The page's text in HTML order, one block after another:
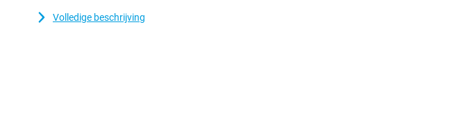
Praktisch
Volledige beschrijving